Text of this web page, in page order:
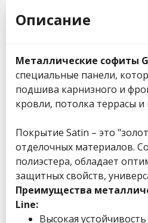
Описание
Металлические софиты
специальные панели,
подшива карнизного и
кровли, потолка террасы
Покрытие Satin – это
отделочных материалов.
полиэстера, обладает
защитных свойств,
Преимущества
Line:
Высокая